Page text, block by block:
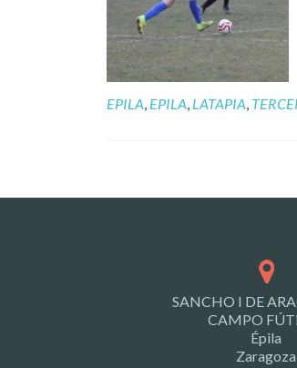
EPILA, EPILA, LATAPIA,
SANCHO I DE
CAMPO
Épila
Zaragoza